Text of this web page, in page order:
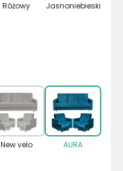
Różowy Jasnoniebieski
New velo AURA